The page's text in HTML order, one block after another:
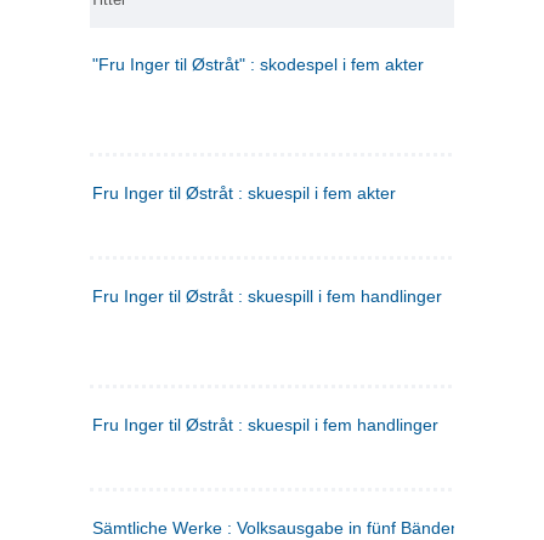
"Fru Inger til Østråt" : skodespel i fem akter
Fru Inger til Østråt : skuespil i fem akter
Fru Inger til Østråt : skuespill i fem handlinger
Fru Inger til Østråt : skuespil i fem handlinger
Sämtliche Werke : Volksausgabe in fünf Bänden